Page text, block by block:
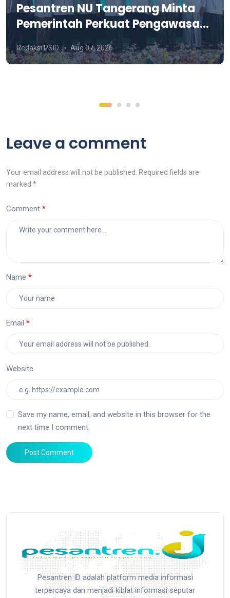
Pesantren NU Tangerang Minta
Pemerintah Perkuat Pengawasan
dan Siapkan Aturan PBG Khusus
Pesantren
Redaksi PSID Aug 07, 2026
Leave a comment
Your email address will not be published. Required fields are
marked *
Comment
Name
Email
Website
Save my name, email, and website in this browser for the
next time I comment.
Post Comment
Pesantren ID adalah platform media informasi
terpercaya dan menjadi kiblat informasi seputar